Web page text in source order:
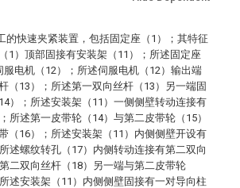
的快速夹紧装置，包括固定座（1）；其特征
1）顶部固接有安装架（11）；所述固定座
服电机（12）；所述伺服电机（12）输出端
（13）；所述第一双向丝杆（13）另一端固
）；所述安装架（11）一侧侧壁转动连接有
所述第一皮带轮（14）与第二皮带轮（15）
（16）；所述安装架（11）内侧侧壁开设有
述螺纹转孔（17）内侧转动连接有第二双向
二双向丝杆（18）另一端与第二皮带轮
述安装架（11）内侧侧壁固接有一对导向柱